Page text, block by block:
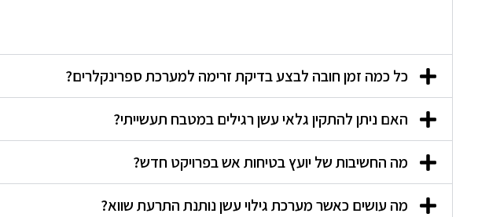
כל כמה זמן חובה לבצע בדיקת זרימה למערכת ספרינקלרים?
האם ניתן להתקין גלאי עשן רגילים במטבח תעשייתי?
מה החשיבות של יועץ בטיחות אש בפרויקט חדש?
מה עושים כאשר מערכת גילוי עשן נותנת התרעת שווא?